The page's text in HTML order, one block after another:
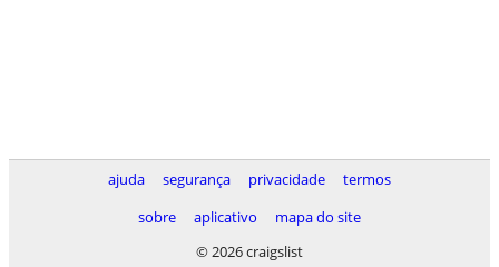
ajuda segurança privacidade
termos
sobre
aplicativo
mapa do site
© 2026 craigslist